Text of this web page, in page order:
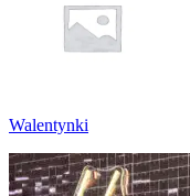
Walentynki